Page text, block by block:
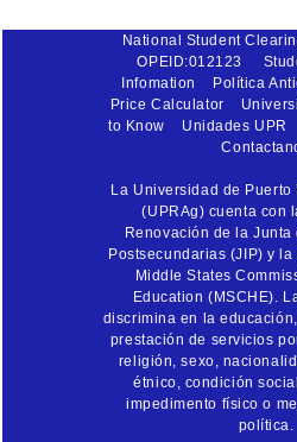
National Student
OPEID:012123
Infomation
Política
Price Calculator
to Know
Unidades UPR
La Universidad de
(UPRAg) cuenta con
Renovación de la
Postsecundarias (JIP) y
Middle States
Education (MSCHE).
discrimina en la
prestación de servicios
religión, sexo,
étnico, condición
impedimento físico o
política.